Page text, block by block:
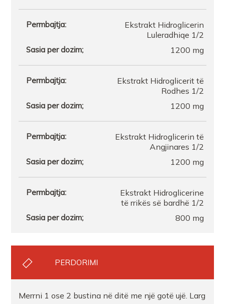
Ekstrakt Hidroglicerin
Luleradhiqe 1/2
1200 mg
Ekstrakt Hidroglicerit të
Rodhes 1/2
1200 mg
Ekstrakt Hidroglicerin të
Angjinares 1/2
1200 mg
Ekstrakt Hidroglicerine
të rrikës së bardhë 1/2
800 mg
PERDORIMI
Merrni 1 ose 2 bustina në ditë me një gotë ujë. Larg